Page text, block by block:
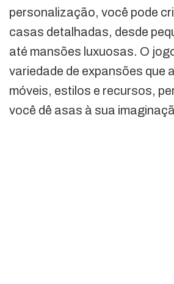
personalização, você pode
casas detalhadas, desde
até mansões luxuosas. O
variedade de expansões que
móveis, estilos e recursos,
você dê asas à sua